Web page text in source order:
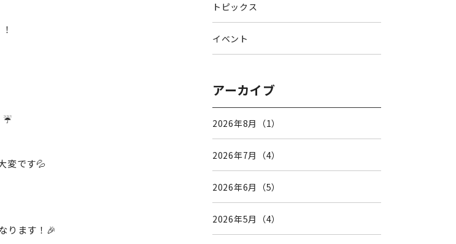
変です💦
ります！🎉
トピックス
イベント
アーカイブ
2026年8月（1）
2026年7月（4）
2026年6月（5）
2026年5月（4）